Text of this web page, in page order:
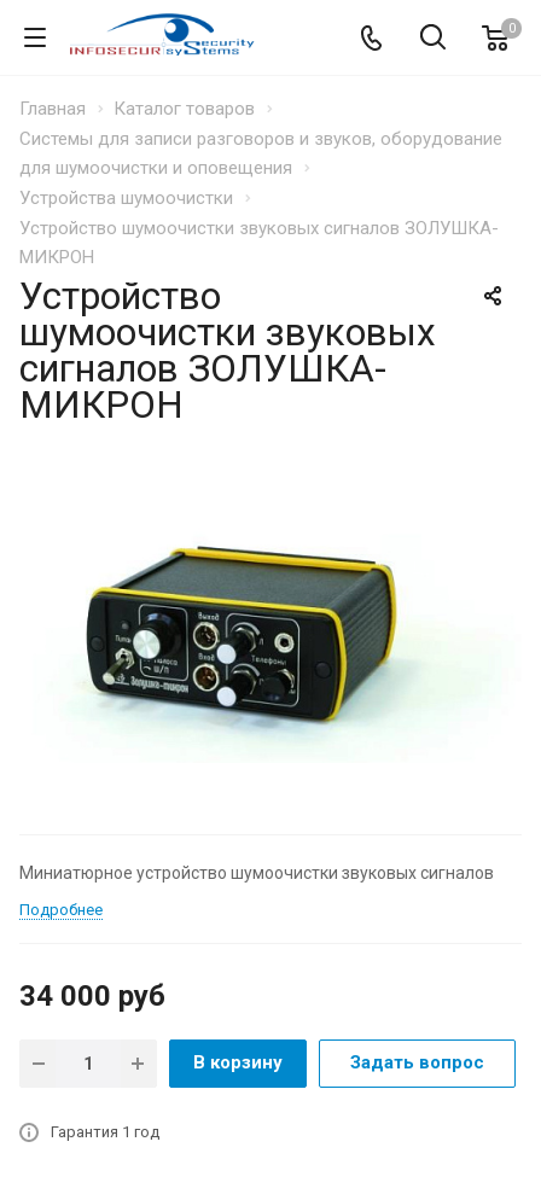
0
Главная
Каталог товаров
Системы для записи разговоров и звуков, оборудование
для шумоочистки и оповещения
Устройства шумоочистки
Устройство шумоочистки звуковых сигналов ЗОЛУШКА-
МИКРОН
Устройство
шумоочистки звуковых
сигналов ЗОЛУШКА-
МИКРОН
Миниатюрное устройство шумоочистки звуковых сигналов
Подробнее
34 000 руб
В корзину Задать вопрос
Гарантия 1 год